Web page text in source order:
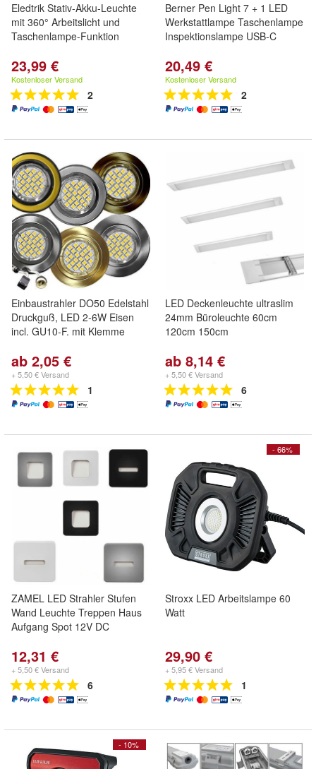
Eledtrik Stativ-Akku-Leuchte
mit 360° Arbeitslicht und
Taschenlampe-Funktion
23,99 €
Kostenloser Versand
2
Berner Pen Light 7 + 1 LED
Werkstattlampe Taschenlampe
Inspektionslampe USB-C
20,49 €
Kostenloser Versand
2
Einbaustrahler DO50 Edelstahl
Druckguß, LED 2-6W Eisen
incl. GU10-F. mit Klemme
ab 2,05 €
+ 5,50 € Versand
1
LED Deckenleuchte ultraslim
24mm Büroleuchte 60cm
120cm 150cm
ab 8,14 €
+ 5,50 € Versand
6
ZAMEL LED Strahler Stufen
Wand Leuchte Treppen Haus
Aufgang Spot 12V DC
12,31 €
+ 5,50 € Versand
6
- 66%
Stroxx LED Arbeitslampe 60
Watt
29,90 €
+ 5,95 € Versand
1
- 10%